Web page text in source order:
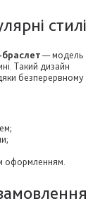
стилі
браслет— модель
Такий дизайн
безперервному
оформленням.